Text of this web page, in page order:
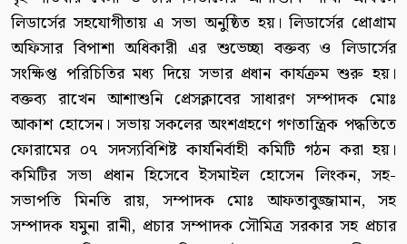
লিডার্সের সহযোগীতায় এ সভা অনুষ্ঠিত হয়। লিডার্সের প্রোগ্রাম
অফিসার বিপাশা অধিকারী এর শুভেচ্ছা বক্তব্য ও লিডার্সের
সংক্ষিপ্ত পরিচিতির মধ্য দিয়ে সভার প্রধান কার্যক্রম শুরু হয়।
বক্তব্য রাখেন আশাশুনি প্রেসক্লাবের সাধারণ সম্পাদক মোঃ
আকাশ হোসেন। সভায় সকলের অংশগ্রহণে গণতান্ত্রিক পদ্ধতিতে
ফোরামের ০৭ সদস্যবিশিষ্ট কার্যনির্বাহী কমিটি গঠন করা হয়।
কমিটির সভা প্রধান হিসেবে ইসমাইল হোসেন লিংকন, সহ-
সভাপতি মিনতি রায়, সম্পাদক মোঃ আফতাবুজ্জামান, সহ
সম্পাদক যমুনা রানী, প্রচার সম্পাদক সৌমিত্র সরকার সহ প্রচার